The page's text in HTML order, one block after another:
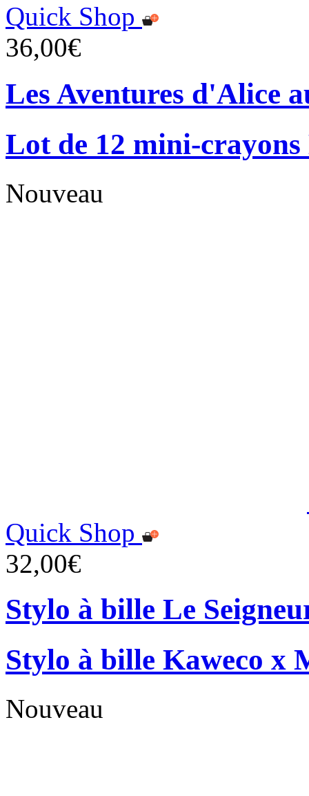
Quick Shop
36,00€
Les Aventures d'Alice
Lot de 12 mini-
Nouveau
Quick Shop
32,00€
Stylo à bille Le
Stylo à bille Kaweco x
Nouveau